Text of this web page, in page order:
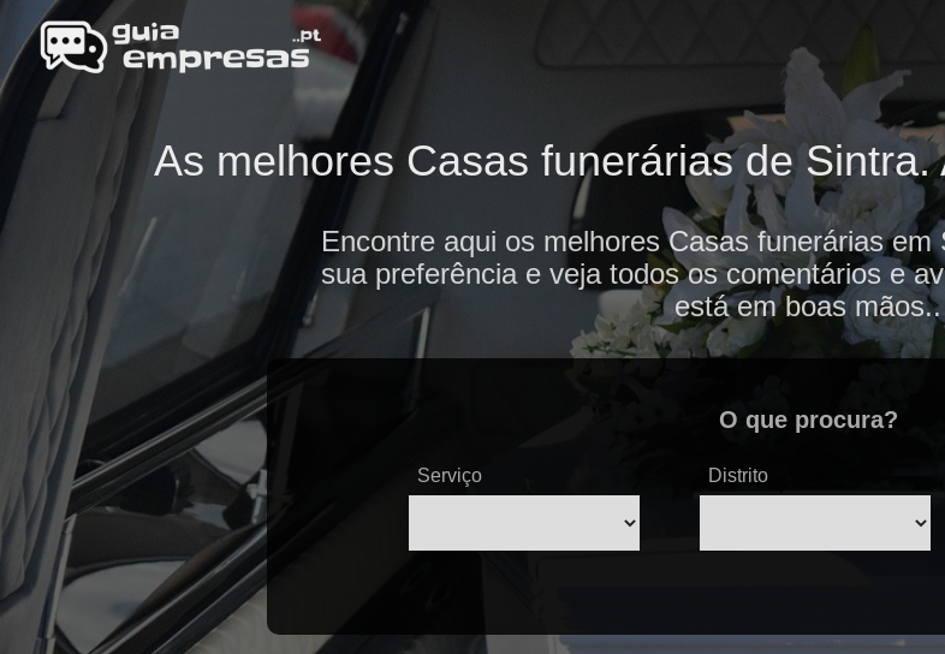
As melhores Casas funerárias de
Encontre aqui os melhores Casas funerárias
sua preferência e veja todos os comentários e
está em boas mãos..
O que procura?
Serviço Distrito